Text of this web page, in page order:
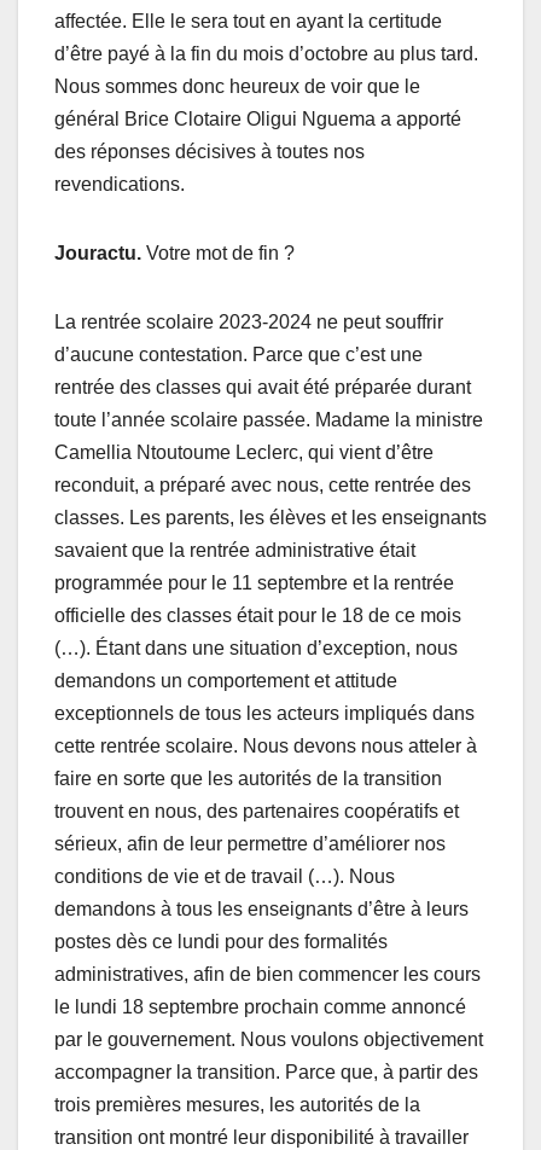
affectée. Elle le sera tout en ayant la certitude
d’être payé à la fin du mois d’octobre au plus tard.
Nous sommes donc heureux de voir que le
général Brice Clotaire Oligui Nguema a apporté
des réponses décisives à toutes nos
revendications.
Jouractu. Votre mot de fin ?
La rentrée scolaire 2023-2024 ne peut souffrir
d’aucune contestation. Parce que c’est une
rentrée des classes qui avait été préparée durant
toute l’année scolaire passée. Madame la ministre
Camellia Ntoutoume Leclerc, qui vient d’être
reconduit, a préparé avec nous, cette rentrée des
classes. Les parents, les élèves et les enseignants
savaient que la rentrée administrative était
programmée pour le 11 septembre et la rentrée
officielle des classes était pour le 18 de ce mois
(…). Étant dans une situation d’exception, nous
demandons un comportement et attitude
exceptionnels de tous les acteurs impliqués dans
cette rentrée scolaire. Nous devons nous atteler à
faire en sorte que les autorités de la transition
trouvent en nous, des partenaires coopératifs et
sérieux, afin de leur permettre d’améliorer nos
conditions de vie et de travail (…). Nous
demandons à tous les enseignants d’être à leurs
postes dès ce lundi pour des formalités
administratives, afin de bien commencer les cours
le lundi 18 septembre prochain comme annoncé
par le gouvernement. Nous voulons objectivement
accompagner la transition. Parce que, à partir des
trois premières mesures, les autorités de la
transition ont montré leur disponibilité à travailler